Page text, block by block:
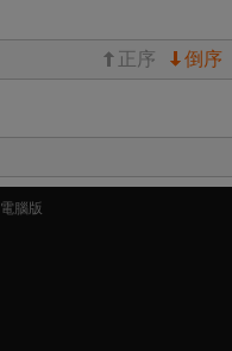
倒序
正序
電腦版